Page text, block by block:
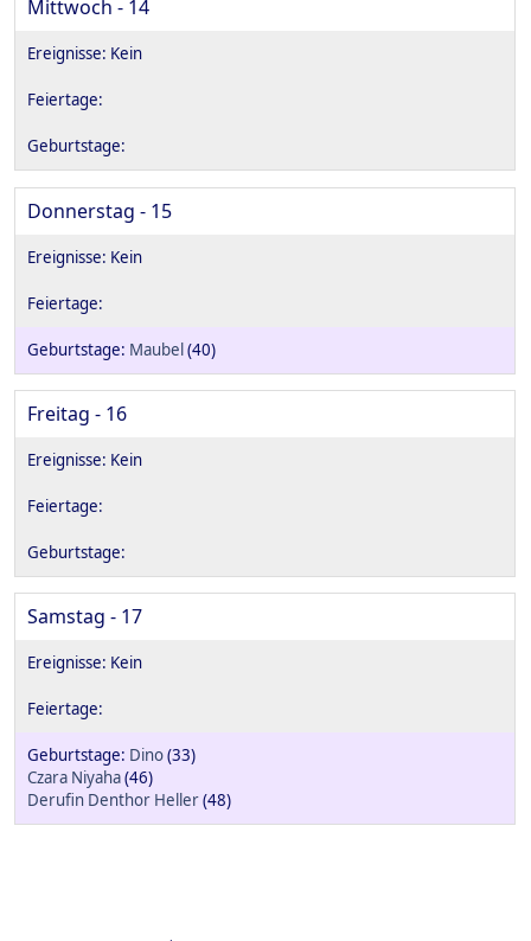
Mittwoch - 14
Donnerstag - 15
Maubel(40)
Freitag - 16
Samstag - 17
Dino(33)
Czara Niyaha(46)
Derufin Denthor Heller(48)